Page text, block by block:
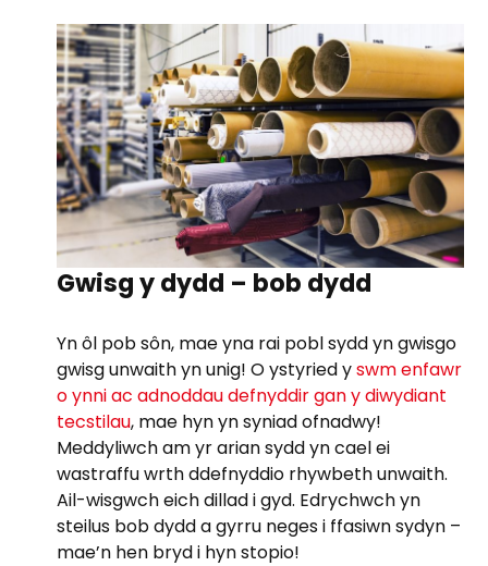
Gwisg y dydd – bob dydd
Yn ôl pob sôn, mae yna rai pobl sydd yn gwisgo
gwisg unwaith yn unig! O ystyried yswm enfawr
o ynni ac adnoddau defnyddir gan y diwydiant
tecstilau, mae hyn yn syniad ofnadwy!
Meddyliwch am yr arian sydd yn cael ei
wastraffu wrth ddefnyddio rhywbeth unwaith.
Ail-wisgwch eich dillad i gyd. Edrychwch yn
steilus bob dydd a gyrru neges i ffasiwn sydyn –
mae’n hen bryd i hyn stopio!